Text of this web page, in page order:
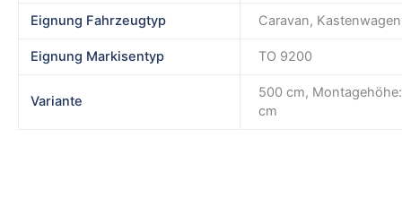
Eignung Fahrzeugtyp Caravan,
Eignung Markisentyp TO 9200
Variante
500 cm,
cm